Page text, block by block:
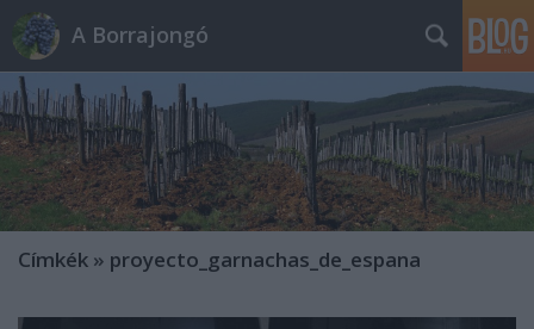
A Borrajongó
Címkék » proyecto_garnachas_de_espana